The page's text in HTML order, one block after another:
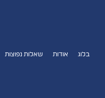
בלוג אודות שאלות נפוצות